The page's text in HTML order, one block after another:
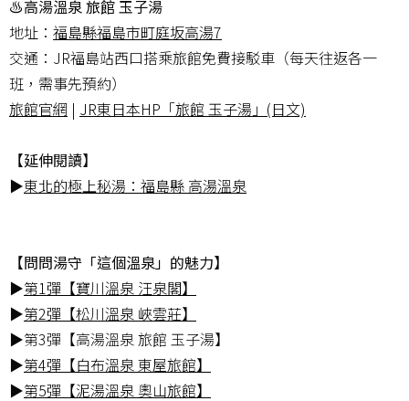
♨高湯溫泉 旅館 玉子湯
地址： 福島縣福島市町庭坂高湯7
交通：JR福島站西口搭乘旅館免費接駁車（每天往返各一
班，需事先預約）
旅館官網 | JR東日本HP「旅館 玉子湯」(日文)
【延伸閱讀】
▶東北的極上秘湯：福島縣 高湯溫泉
【問問湯守「這個溫泉」的魅力】
▶第1彈【寶川溫泉 汪泉閣】
▶第2彈【松川溫泉 峽雲莊】
▶第3彈【高湯溫泉 旅館 玉子湯】
▶第4彈【白布溫泉 東屋旅館】
▶第5彈【泥湯溫泉 奧山旅館】